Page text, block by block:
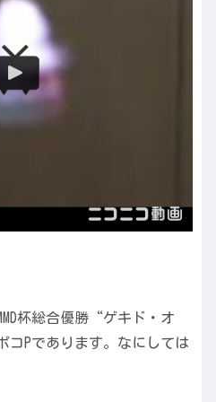
杯総合優勝“ゲキド・オ
Pであります。なにしては